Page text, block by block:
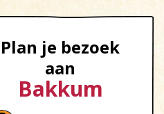
Plan je bezoek
aan
Bakkum